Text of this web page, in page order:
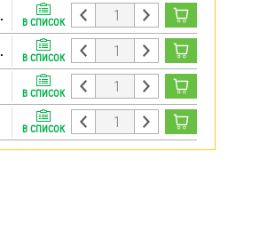
В СПИСОК
В СПИСОК
В СПИСОК
В СПИСОК